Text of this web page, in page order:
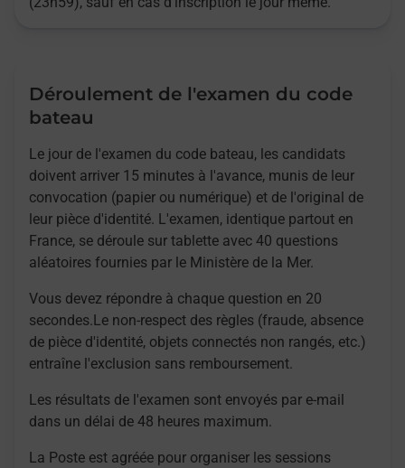
Déroulement de l'examen du code
bateau
Le jour de l'examen du code bateau, les candidats
doivent arriver 15 minutes à l'avance, munis de leur
convocation (papier ou numérique) et de l'original de
leur pièce d'identité. L'examen, identique partout en
France, se déroule sur tablette avec 40 questions
aléatoires fournies par le Ministère de la Mer.
Vous devez répondre à chaque question en 20
secondes.Le non-respect des règles (fraude, absence
de pièce d'identité, objets connectés non rangés, etc.)
entraîne l'exclusion sans remboursement.
Les résultats de l'examen sont envoyés par e-mail
dans un délai de 48 heures maximum.
La Poste est agréée pour organiser les sessions